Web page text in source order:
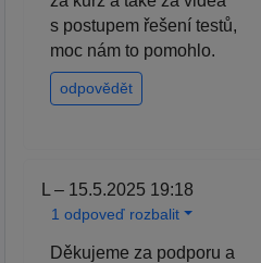
s postupem řešení testů,
moc nám to pomohlo.
odpovědět
L – 15.5.2025 19:18
1 odpoveď rozbalit
Děkujeme za podporu a